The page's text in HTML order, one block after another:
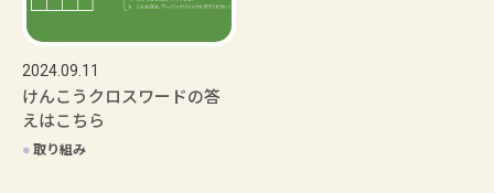
2024.09.11
けんこうクロスワードの答
えはこちら
● 取り組み